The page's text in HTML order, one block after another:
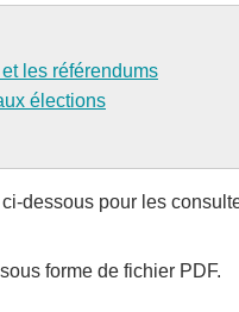
les référendums
élections
dessous pour les
forme de fichier PDF.